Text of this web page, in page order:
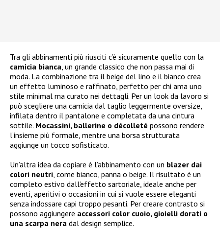
Tra gli abbinamenti più riusciti c’è sicuramente quello con la
camicia bianca, un grande classico che non passa mai di
moda. La combinazione tra il beige del lino e il bianco crea
un effetto luminoso e raffinato, perfetto per chi ama uno
stile minimal ma curato nei dettagli. Per un look da lavoro si
può scegliere una camicia dal taglio leggermente oversize,
infilata dentro il pantalone e completata da una cintura
sottile. Mocassini, ballerine o décolleté possono rendere
l’insieme più formale, mentre una borsa strutturata
aggiunge un tocco sofisticato.
Un’altra idea da copiare è l’abbinamento con un blazer dai
colori neutri, come bianco, panna o beige. Il risultato è un
completo estivo dall’effetto sartoriale, ideale anche per
eventi, aperitivi o occasioni in cui si vuole essere eleganti
senza indossare capi troppo pesanti. Per creare contrasto si
possono aggiungere accessori color cuoio, gioielli dorati o
una scarpa nera dal design semplice.